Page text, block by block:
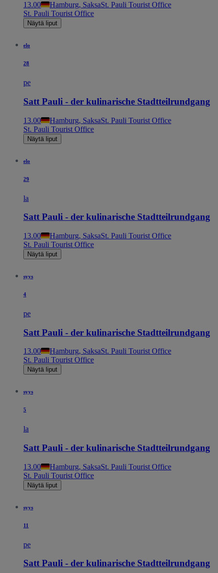
13.00 Hamburg, SaksaSt. Pauli Tourist Office
St. Pauli Tourist Office
Näytä liput
elo
28
pe
Satt Pauli - der kulinarische Stadtteilrundgang
13.00 Hamburg, SaksaSt. Pauli Tourist Office
St. Pauli Tourist Office
Näytä liput
elo
29
la
Satt Pauli - der kulinarische Stadtteilrundgang
13.00 Hamburg, SaksaSt. Pauli Tourist Office
St. Pauli Tourist Office
Näytä liput
syys
4
pe
Satt Pauli - der kulinarische Stadtteilrundgang
13.00 Hamburg, SaksaSt. Pauli Tourist Office
St. Pauli Tourist Office
Näytä liput
syys
5
la
Satt Pauli - der kulinarische Stadtteilrundgang
13.00 Hamburg, SaksaSt. Pauli Tourist Office
St. Pauli Tourist Office
Näytä liput
syys
11
pe
Satt Pauli - der kulinarische Stadtteilrundgang